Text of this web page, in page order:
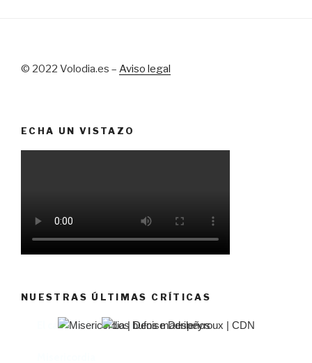
© 2022 Volodia.es – Aviso legal
ECHA UN VISTAZO
NUESTRAS ÚLTIMAS CRÍTICAS
El castillo de Lindabridis